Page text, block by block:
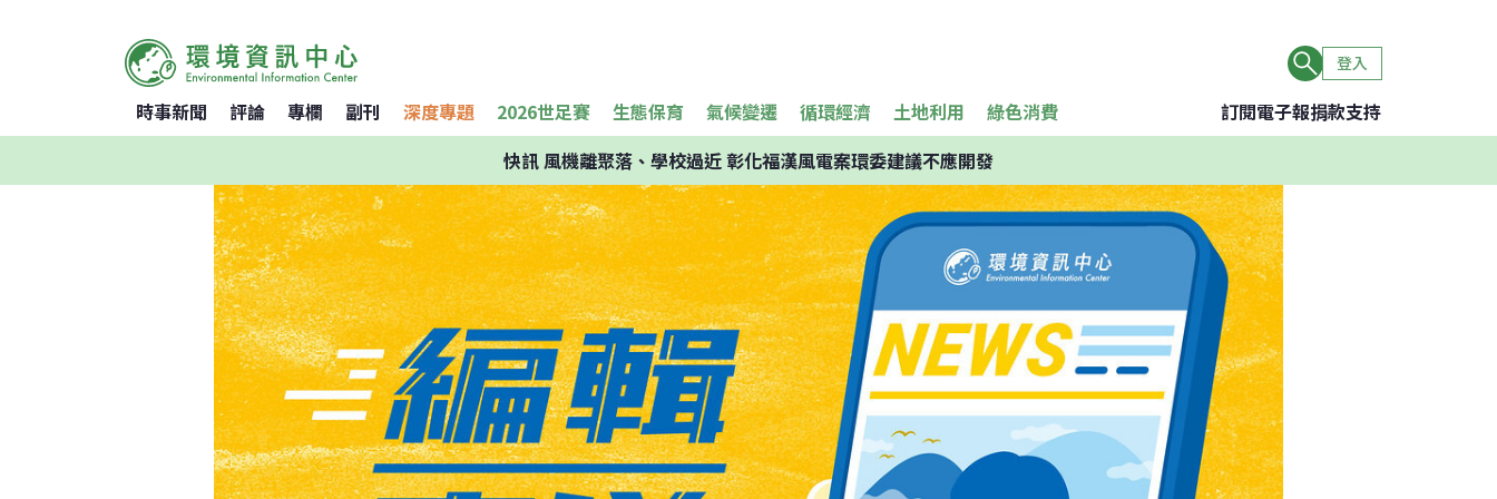
登入
時事新聞 評論 專欄 副刊 深度專題 2026世足賽 生態保育 氣候變遷 循環經濟 土地利用 綠色消費 訂閱電子報捐款支持
快訊風機離聚落、學校過近 彰化福漢風電案環委建議不應開發